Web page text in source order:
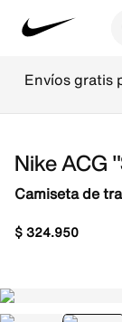
Envíos gratis
Nike ACG
Camiseta de
$324.950